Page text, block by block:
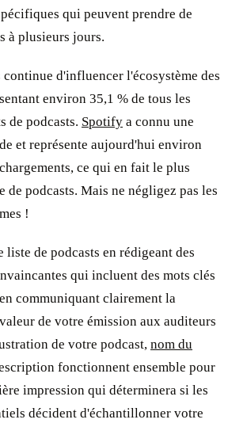
qui peuvent prendre de
à plusieurs jours.
continue d'influencer l'écosystème des
environ 35,1 % de tous les
de podcasts. Spotify a connu une
et représente aujourd'hui environ
ce qui en fait le plus
de podcasts. Mais ne négligez pas les
!
liste de podcasts en rédigeant des
qui incluent des mots clés
communiquant clairement la
de votre émission aux auditeurs
de votre podcast, nom du
fonctionnent ensemble pour
impression qui déterminera si les
décident d'échantillonner votre